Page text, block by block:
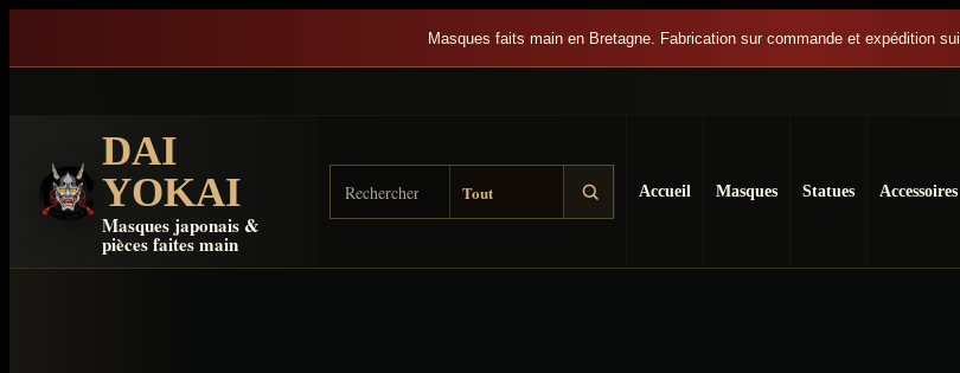
Masques faits main en Bretagne. Fabrication sur commande et expédition
DAI
YOKAI
Masques japonais &
pièces faites main
Accueil Masques Statues Accessoires